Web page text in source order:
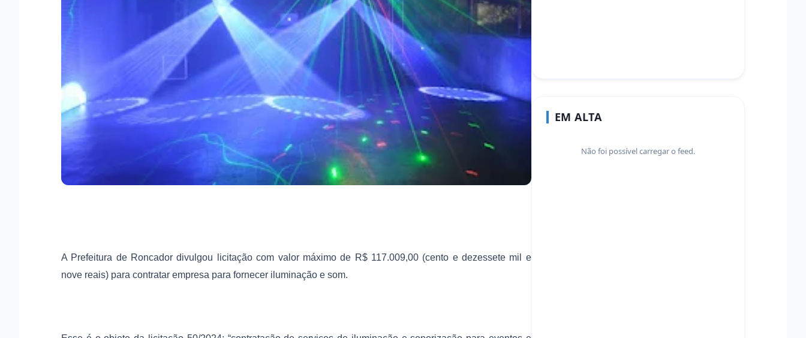
A Prefeitura de Roncador divulgou licitação com valor máximo de R$ 117.009,00 (cento e dezessete mil e
nove reais) para contratar empresa para fornecer iluminação e som.
EM ALTA
Não foi possível carregar o feed.